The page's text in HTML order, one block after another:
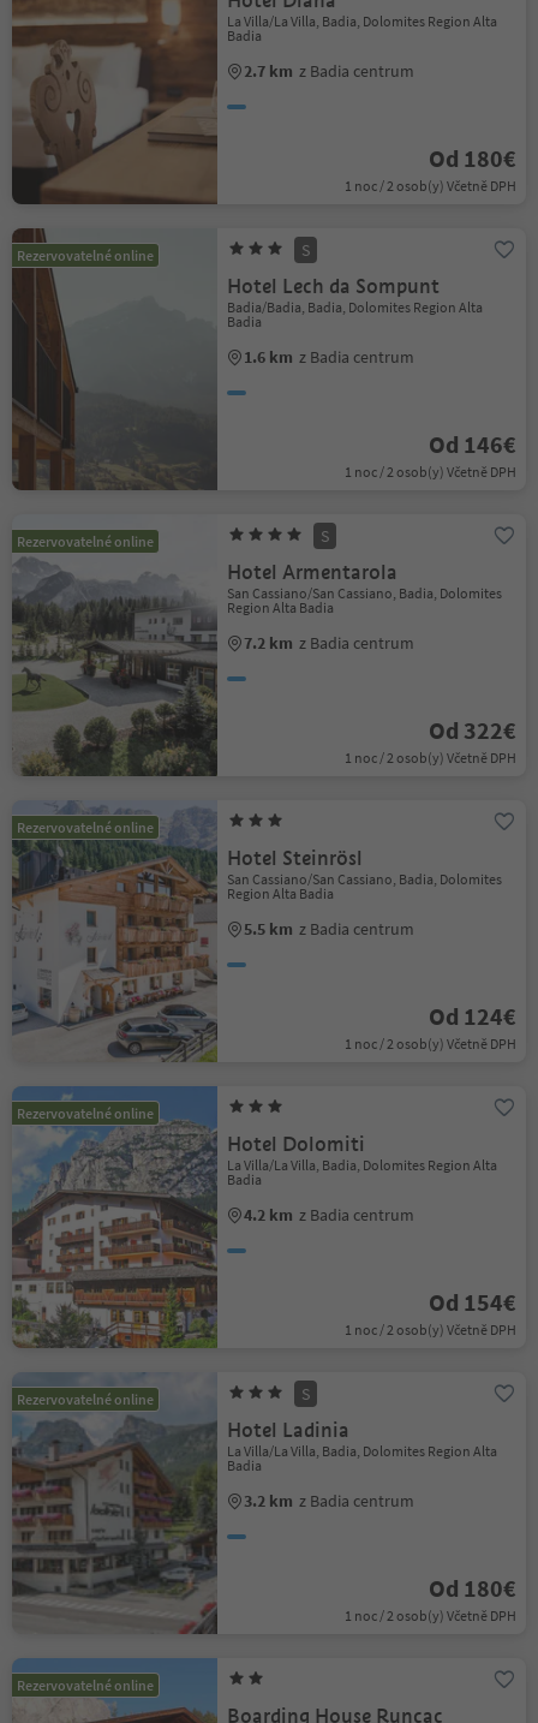
La Villa/La Villa, Badia, Dolomites Region Alta
Badia
2.7 km z Badia centrum
Od 180€
1 noc / 2 osob(y) Včetně DPH
Rezervovatelné online S
Hotel Lech da Sompunt
Badia/Badia, Badia, Dolomites Region Alta
Badia
1.6 km z Badia centrum
Od 146€
1 noc / 2 osob(y) Včetně DPH
Rezervovatelné online S
Hotel Armentarola
San Cassiano/San Cassiano, Badia, Dolomites
Region Alta Badia
7.2 km z Badia centrum
Od 322€
1 noc / 2 osob(y) Včetně DPH
Rezervovatelné online
Hotel Steinrösl
San Cassiano/San Cassiano, Badia, Dolomites
Region Alta Badia
5.5 km z Badia centrum
Od 124€
1 noc / 2 osob(y) Včetně DPH
Rezervovatelné online
Hotel Dolomiti
La Villa/La Villa, Badia, Dolomites Region Alta
Badia
4.2 km z Badia centrum
Od 154€
1 noc / 2 osob(y) Včetně DPH
Rezervovatelné online S
Hotel Ladinia
La Villa/La Villa, Badia, Dolomites Region Alta
Badia
3.2 km z Badia centrum
Od 180€
1 noc / 2 osob(y) Včetně DPH
Rezervovatelné online
Boarding House Runcac